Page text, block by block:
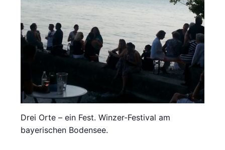
Drei Orte – ein Fest. Winzer-Festival am
bayerischen Bodensee.